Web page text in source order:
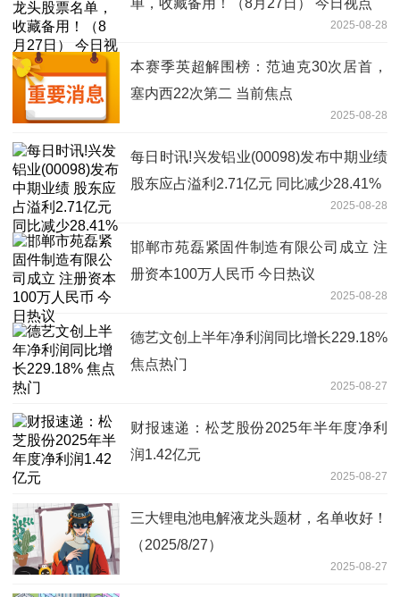
单，收藏备用！（8月27日） 今日视点
2025-08-28
本赛季英超解围榜：范迪克30次居首，
塞内西22次第二 当前焦点
2025-08-28
每日时讯!兴发铝业(00098)发布中期业绩
股东应占溢利2.71亿元 同比减少28.41%
2025-08-28
邯郸市苑磊紧固件制造有限公司成立 注
册资本100万人民币 今日热议
2025-08-28
德艺文创上半年净利润同比增长229.18%
焦点热门
2025-08-27
财报速递：松芝股份2025年半年度净利
润1.42亿元
2025-08-27
三大锂电池电解液龙头题材，名单收好！
（2025/8/27）
2025-08-27